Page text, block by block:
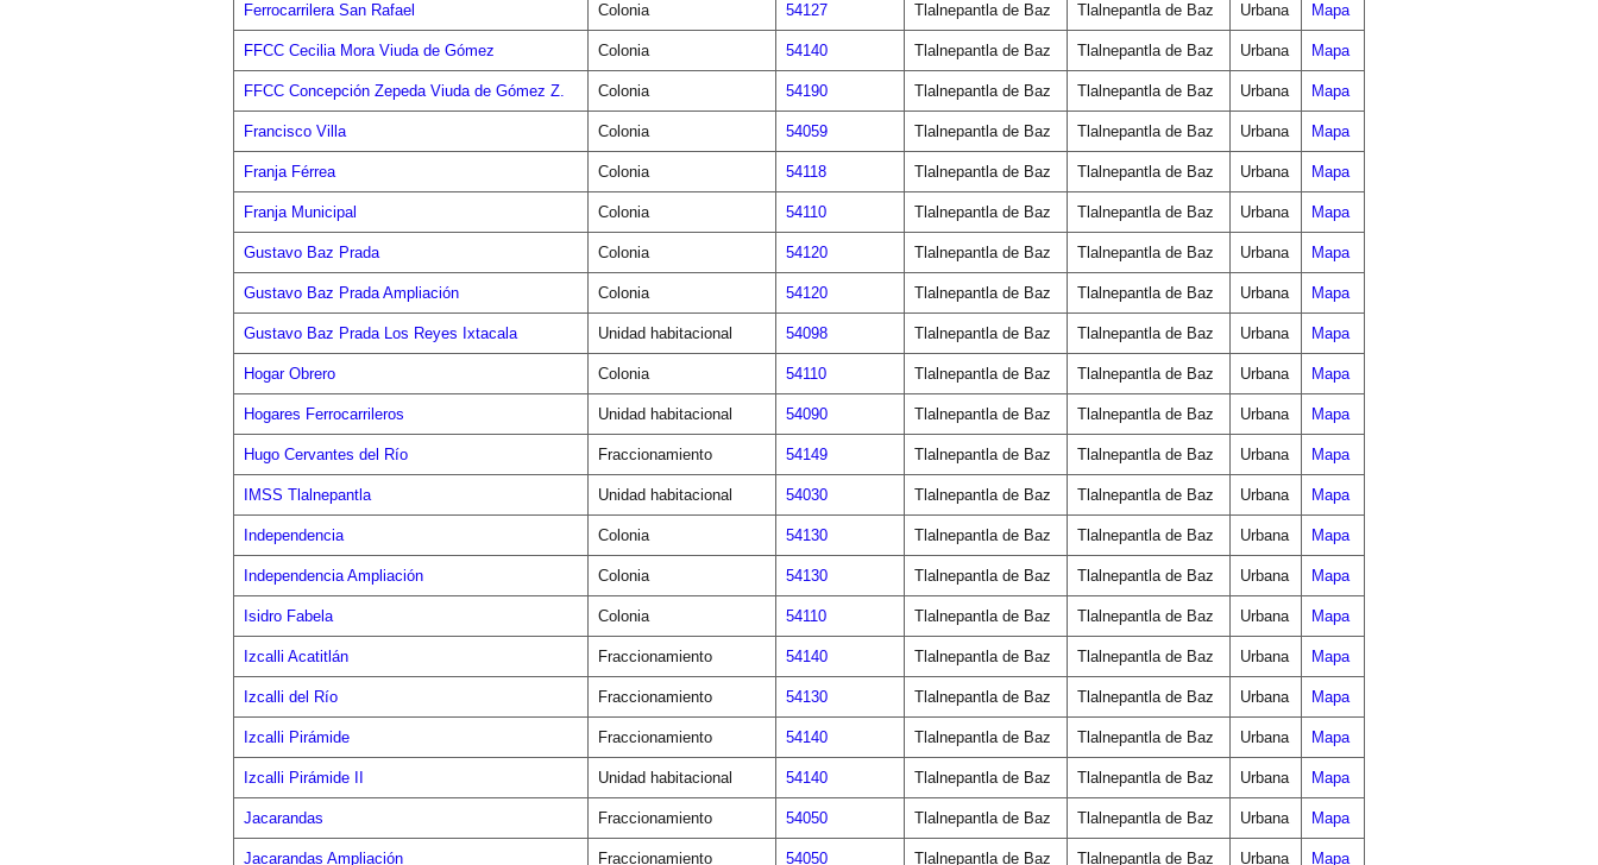
Ferrocarrilera San Rafael Colonia 54127 Tlalnepantla de Baz Tlalnepantla de Baz Urbana Mapa
FFCC Cecilia Mora Viuda de Gómez Colonia 54140 Tlalnepantla de Baz Tlalnepantla de Baz Urbana Mapa
FFCC Concepción Zepeda Viuda de Gómez Z. Colonia 54190 Tlalnepantla de Baz Tlalnepantla de Baz Urbana Mapa
Francisco Villa Colonia 54059 Tlalnepantla de Baz Tlalnepantla de Baz Urbana Mapa
Franja Férrea Colonia 54118 Tlalnepantla de Baz Tlalnepantla de Baz Urbana Mapa
Franja Municipal Colonia 54110 Tlalnepantla de Baz Tlalnepantla de Baz Urbana Mapa
Gustavo Baz Prada Colonia 54120 Tlalnepantla de Baz Tlalnepantla de Baz Urbana Mapa
Gustavo Baz Prada Ampliación Colonia 54120 Tlalnepantla de Baz Tlalnepantla de Baz Urbana Mapa
Gustavo Baz Prada Los Reyes Ixtacala Unidad habitacional 54098 Tlalnepantla de Baz Tlalnepantla de Baz Urbana Mapa
Hogar Obrero Colonia 54110 Tlalnepantla de Baz Tlalnepantla de Baz Urbana Mapa
Hogares Ferrocarrileros Unidad habitacional 54090 Tlalnepantla de Baz Tlalnepantla de Baz Urbana Mapa
Hugo Cervantes del Río Fraccionamiento 54149 Tlalnepantla de Baz Tlalnepantla de Baz Urbana Mapa
IMSS Tlalnepantla Unidad habitacional 54030 Tlalnepantla de Baz Tlalnepantla de Baz Urbana Mapa
Independencia Colonia 54130 Tlalnepantla de Baz Tlalnepantla de Baz Urbana Mapa
Independencia Ampliación Colonia 54130 Tlalnepantla de Baz Tlalnepantla de Baz Urbana Mapa
Isidro Fabela Colonia 54110 Tlalnepantla de Baz Tlalnepantla de Baz Urbana Mapa
Izcalli Acatitlán Fraccionamiento 54140 Tlalnepantla de Baz Tlalnepantla de Baz Urbana Mapa
Izcalli del Río Fraccionamiento 54130 Tlalnepantla de Baz Tlalnepantla de Baz Urbana Mapa
Izcalli Pirámide Fraccionamiento 54140 Tlalnepantla de Baz Tlalnepantla de Baz Urbana Mapa
Izcalli Pirámide II Unidad habitacional 54140 Tlalnepantla de Baz Tlalnepantla de Baz Urbana Mapa
Jacarandas Fraccionamiento 54050 Tlalnepantla de Baz Tlalnepantla de Baz Urbana Mapa
Jacarandas Ampliación Fraccionamiento 54050 Tlalnepantla de Baz Tlalnepantla de Baz Urbana Mapa